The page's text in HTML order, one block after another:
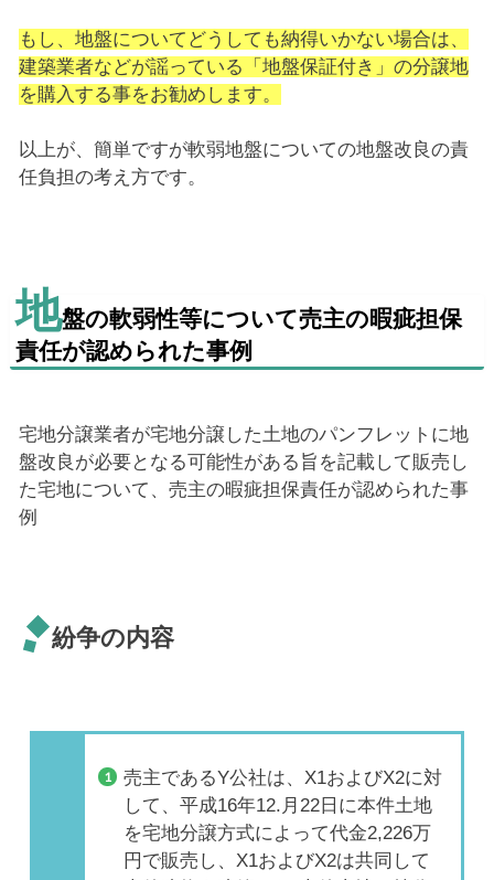
もし、地盤についてどうしても納得いかない場合は、
建築業者などが謡っている「地盤保証付き」の分譲地
を購入する事をお勧めします。
以上が、簡単ですが軟弱地盤についての地盤改良の責
任負担の考え方です。
地盤の軟弱性等について売主の暇疵担保
責任が認められた事例
宅地分譲業者が宅地分譲した土地のパンフレットに地
盤改良が必要となる可能性がある旨を記載して販売し
た宅地について、売主の暇疵担保責任が認められた事
例
紛争の内容
売主であるY公社は、X1およびX2に対
して、平成16年12.月22日に本件土地
を宅地分譲方式によって代金2,226万
円で販売し、X1およびX2は共同して